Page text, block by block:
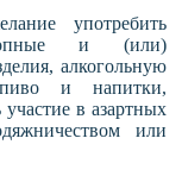
употребить
и (или)
алкогольную
и напитки,
в азартных
или